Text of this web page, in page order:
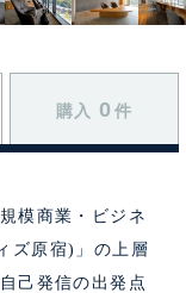
購入 0 件
模商業・ビジネ
ズ原宿)」の上層
己発信の出発点